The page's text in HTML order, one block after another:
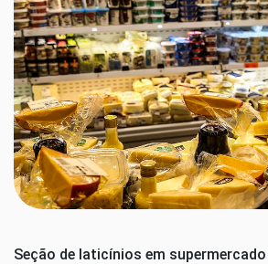
Seção de laticínios em